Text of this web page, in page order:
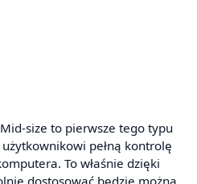
size to pierwsze tego typu
pełną kontrolę
To właśnie dzięki